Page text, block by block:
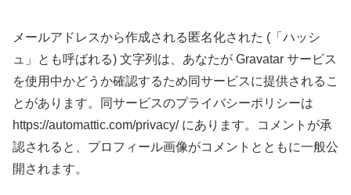
メールアドレスから作成される匿名化された (「ハッシ
ュ」とも呼ばれる) 文字列は、あなたが Gravatar サービス
を使用中かどうか確認するため同サービスに提供されるこ
とがあります。同サービスのプライバシーポリシーは
https://automattic.com/privacy/ にあります。コメントが承
認されると、プロフィール画像がコメントとともに一般公
開されます。